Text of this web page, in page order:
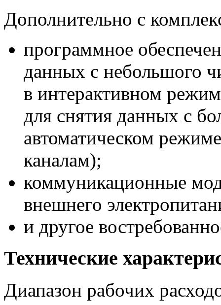
Дополнительно с
программное
данных с небольшого
в интерактивном
для снятия данных с
автоматическом
каналам);
коммуникационные
внешнего
и другое
Технические
Диапазон рабочих